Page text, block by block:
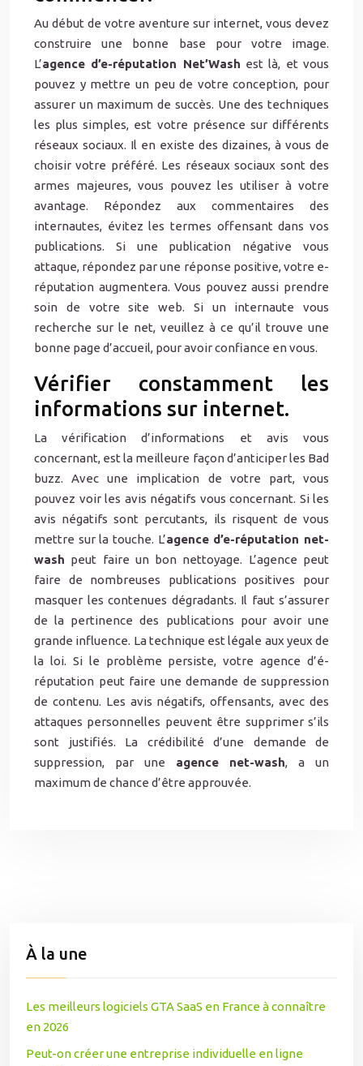
Au début de votre aventure sur internet, vous devez
construire une bonne base pour votre image.
L’agence d’e-réputation Net’Wash est là, et vous
pouvez y mettre un peu de votre conception, pour
assurer un maximum de succès. Une des techniques
les plus simples, est votre présence sur différents
réseaux sociaux. Il en existe des dizaines, à vous de
choisir votre préféré. Les réseaux sociaux sont des
armes majeures, vous pouvez les utiliser à votre
avantage. Répondez aux commentaires des
internautes, évitez les termes offensant dans vos
publications. Si une publication négative vous
attaque, répondez par une réponse positive, votre e-
réputation augmentera. Vous pouvez aussi prendre
soin de votre site web. Si un internaute vous
recherche sur le net, veuillez à ce qu’il trouve une
bonne page d’accueil, pour avoir confiance en vous.
Vérifier constamment les
informations sur internet.
La vérification d’informations et avis vous
concernant, est la meilleure façon d’anticiper les Bad
buzz. Avec une implication de votre part, vous
pouvez voir les avis négatifs vous concernant. Si les
avis négatifs sont percutants, ils risquent de vous
mettre sur la touche. L’agence d’e-réputation net-
wash peut faire un bon nettoyage. L’agence peut
faire de nombreuses publications positives pour
masquer les contenues dégradants. Il faut s’assurer
de la pertinence des publications pour avoir une
grande influence. La technique est légale aux yeux de
la loi. Si le problème persiste, votre agence d’é-
réputation peut faire une demande de suppression
de contenu. Les avis négatifs, offensants, avec des
attaques personnelles peuvent être supprimer s’ils
sont justifiés. La crédibilité d’une demande de
suppression, par une agence net-wash, a un
maximum de chance d’être approuvée.
À la une
Les meilleurs logiciels GTA SaaS en France à connaître
en 2026
Peut-on créer une entreprise individuelle en ligne